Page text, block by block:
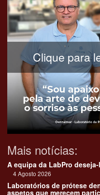
Clique para
Mais notícias:
A equipa da LabPro
4 Agosto 2026
Laboratórios de prótese
aspetos que merecem